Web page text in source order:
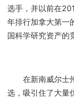
选手，并以前在
年排行加拿大第一
国科学研究资产的
在新南威尔士州
选，吸引住了大量